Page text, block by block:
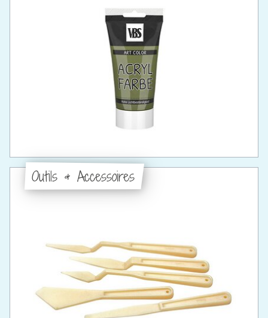
Outils & Accessoires